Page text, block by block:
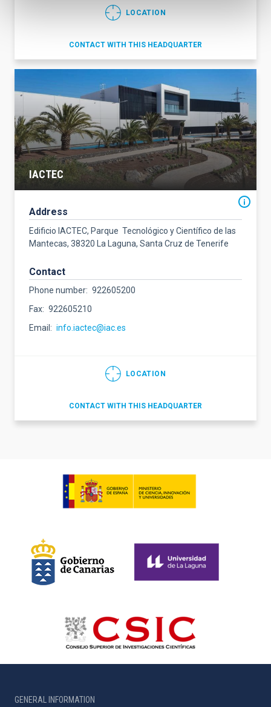
LOCATION
CONTACT WITH THIS HEADQUARTER
IACTEC
Address
Edificio IACTEC, Parque Tecnológico y Científico de las
Mantecas, 38320 La Laguna, Santa Cruz de Tenerife
Contact
Phone number
922605200
Fax
922605210
Email
info.iactec@iac.es
LOCATION
CONTACT WITH THIS HEADQUARTER
GENERAL INFORMATION